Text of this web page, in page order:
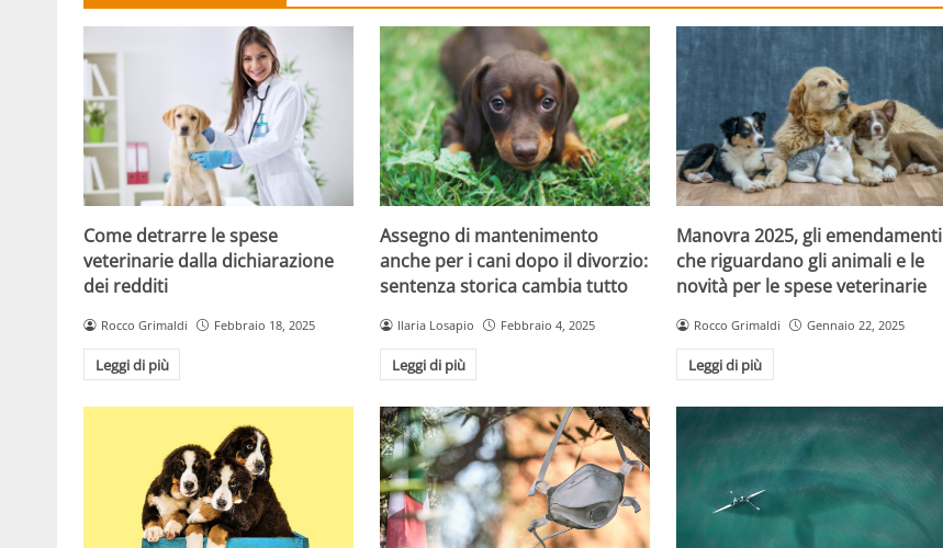
Come detrarre le spese
veterinarie dalla dichiarazione
dei redditi
Rocco Grimaldi Febbraio 18, 2025
Leggi di più
Assegno di mantenimento
anche per i cani dopo il divorzio:
sentenza storica cambia tutto
Ilaria Losapio Febbraio 4, 2025
Leggi di più
Manovra 2025, gli emendamenti
che riguardano gli animali e le
novità per le spese veterinarie
Rocco Grimaldi Gennaio 22, 2025
Leggi di più